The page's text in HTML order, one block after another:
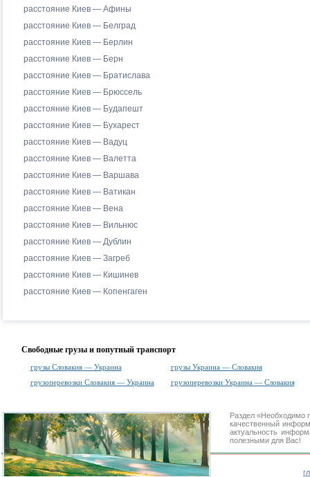
расстояние Киев — Афины
расстояние Киев — Белград
расстояние Киев — Берлин
расстояние Киев — Берн
расстояние Киев — Братислава
расстояние Киев — Брюссель
расстояние Киев — Будапешт
расстояние Киев — Бухарест
расстояние Киев — Вадуц
расстояние Киев — Валетта
расстояние Киев — Варшава
расстояние Киев — Ватикан
расстояние Киев — Вена
расстояние Киев — Вильнюс
расстояние Киев — Дублин
расстояние Киев — Загреб
расстояние Киев — Кишинев
расстояние Киев — Копенгаген
Свободные грузы и попутный транспорт
грузы Словакия — Украина
грузы Украина — Словакия
грузоперевозки Словакия — Украина
грузоперевозки Украина — Словакия
Раздел «Необходимо
качественный
актуальность
полезными для Вас!